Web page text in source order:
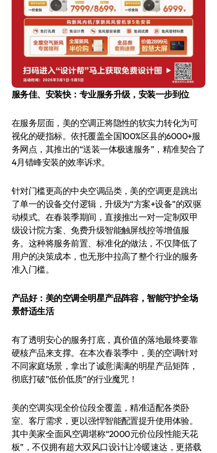
服务佳、安装快：专业服务升级，安装一步到位
在服务层面，美的空调正将隐性的软实力转化为可
视化的硬指标。依托覆盖全国100%区县的6000+服
务网点，其推出的“送装一体极速服务”，精准契合了
4月错峰安装的效率诉求。
针对门槛更高的中央空调品类，美的空调更是跳出
了单一的设备交付逻辑，升级为“方案+设备”的双驱
动模式。在春装季期间，直接推出一对一定制双甲
级设计院方案、免费升级智能触屏线控等增值服
务。这种将服务前置、标准化的做法，不仅降低了
用户的决策成本，也无形中拉高了整个行业的服务
准入门槛。
产品好：美的空调全明星产品阵容，智能守护全场
景舒适生活
有了透明安心的服务打底，真价值的落地最终要靠
硬核产品来支撑。在本次春装季中，美的空调针对
不同家庭场景，拿出了诚意满满的明星产品矩阵，
彻底打破”低价低质”的行业魔咒！
美的空调实现全价位段全覆盖，精准适配各类卧
室、客厅需求，更以强悍智能配置提升使用体验。
其中美家·全面风空调堪称“2000元价位段性能天花
板”，不仅拥有超大双风口设计让冷暖速达，更搭载